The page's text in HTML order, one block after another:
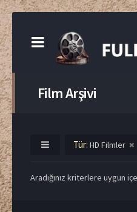
Film Arşivi
Tür: HD Filmler
Aradığınız kriterlere uygun